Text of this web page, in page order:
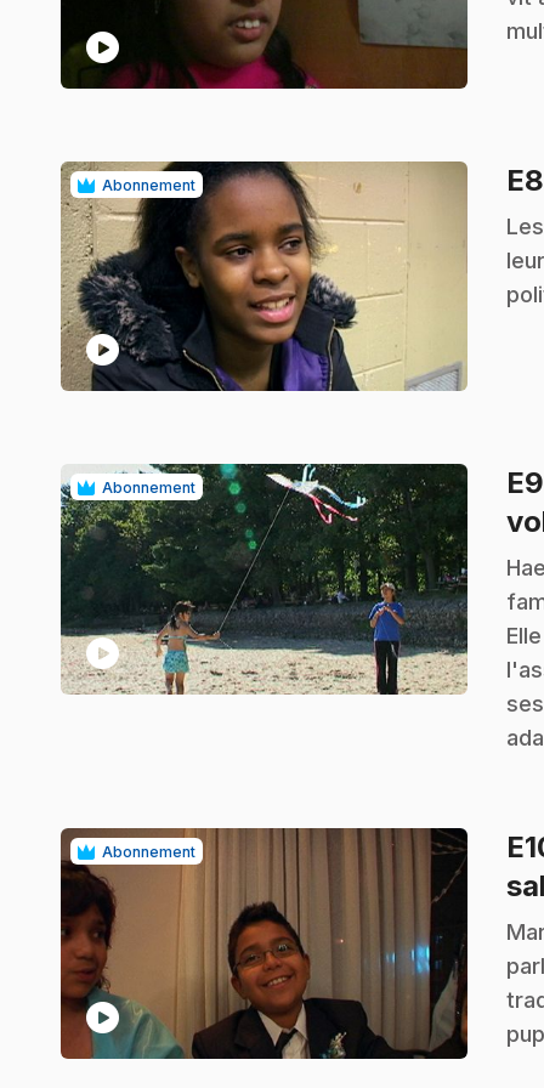
play_circle
Abonnement
play_circle
E8
.
Abonnement
play_circle
E9
.
Abonnement
play_circle
.